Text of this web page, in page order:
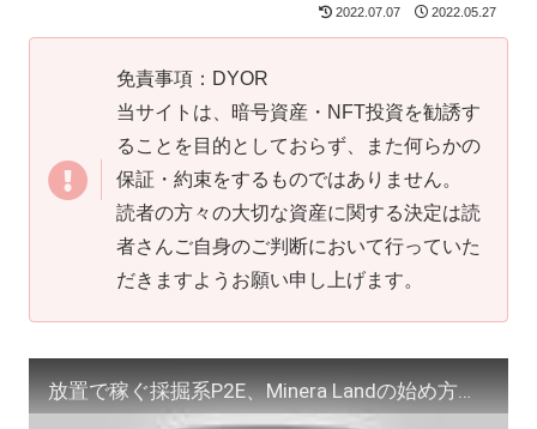
2022.07.07 2022.05.27
免責事項：DYOR
当サイトは、暗号資産・NFT投資を勧誘す
ることを目的としておらず、また何らかの
保証・約束をするものではありません。
読者の方々の大切な資産に関する決定は読
者さんご自身のご判断において行っていた
だきますようお願い申し上げます。
放置で稼ぐ採掘系P2E、Minera Landの始め方と稼ぎ方